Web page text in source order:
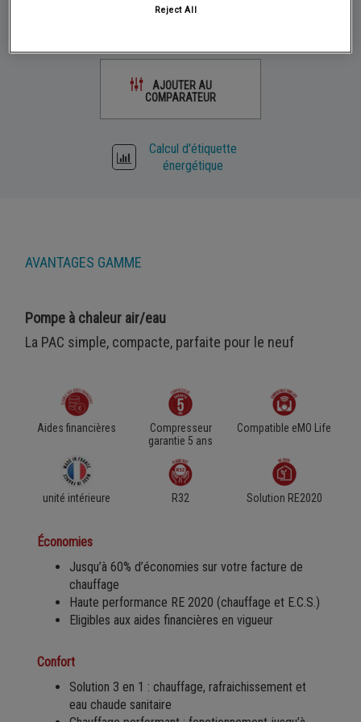
DEMANDER UN DEVIS
AJOUTER AU
COMPARATEUR
Calcul d'étiquette
énergétique
AVANTAGES GAMME
Pompe à chaleur air/eau
La PAC simple, compacte, parfaite pour le neuf
Aides financières
Compresseur
garantie 5 ans
Compatible eMO Life
unité intérieure R32 Solution RE2020
Économies
Jusqu’à 60% d’économies sur votre facture de
chauffage
Haute performance RE 2020 (chauffage et E.C.S.)
Eligibles aux aides financières en vigueur
Confort
Solution 3 en 1 : chauffage, rafraichissement et
eau chaude sanitaire
Reject All